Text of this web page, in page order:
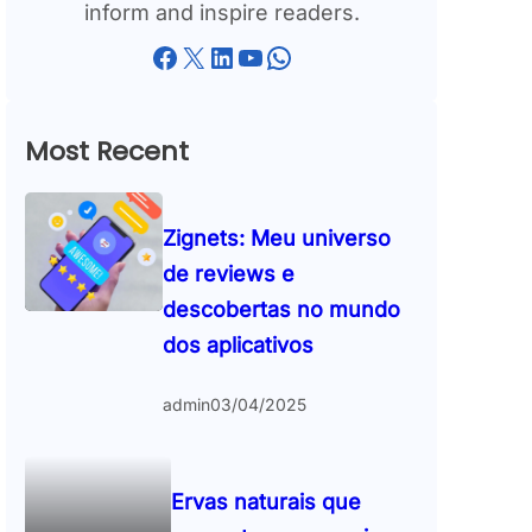
inform and inspire readers.
Facebook X LinkedIn YouTube WhatsApp
Most Recent
Zignets: Meu universo
de reviews e
descobertas no mundo
dos aplicativos
admin03/04/2025
Ervas naturais que